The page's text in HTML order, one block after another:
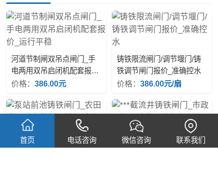
河道节制闸双吊点闸门_手
电两用双吊启闭机配套报价
_运行平稳
价格：386.00元
铸铁限流闸门/调节堰门/铸
铁调节闸门报价_准确控水
价格： 386.00元/扇
泵站前池铸铁闸门_农田灌
***截流井铸铁闸门_市政雨
污分流井限流闸门
首页 电话咨询 微信咨询 联系我们